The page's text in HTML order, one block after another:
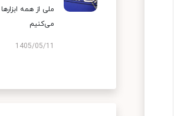
ملی از همه
می‌کنیم
1405/05/11